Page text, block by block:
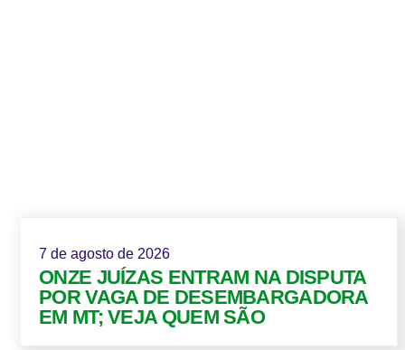
7 de agosto de 2026
ONZE JUÍZAS ENTRAM NA DISPUTA
POR VAGA DE DESEMBARGADORA
EM MT; VEJA QUEM SÃO